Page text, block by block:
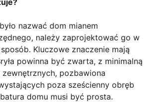
nazwać dom mianem
należy zaprojektować go w
Kluczowe znaczenie mają
powinna być zwarta, z minimalną
zewnętrznych, pozbawiona
poza sześcienny obręb
domu musi być prosta.